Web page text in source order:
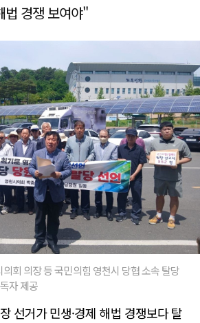
법 경쟁 보여야"
회 의장 등 국민의힘 영천시 당협 소속 탈당
자 제공
선거가 민생·경제 해법 경쟁보다 탈